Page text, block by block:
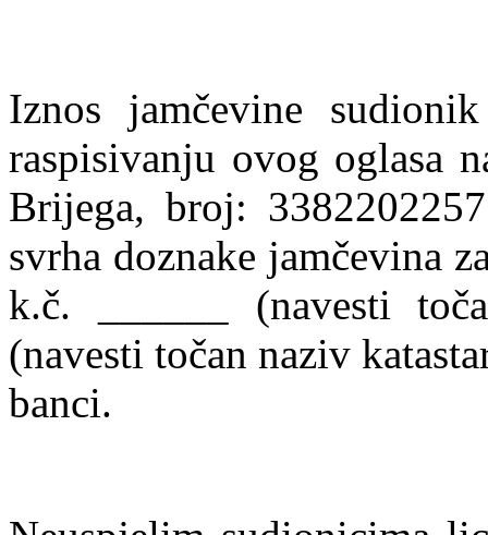
Iznos jamčevine
raspisivanju ovog oglasa
Brijega, broj:
svrha doznake jamčevina
k.č. ______ (navesti
(navesti točan naziv
banci.